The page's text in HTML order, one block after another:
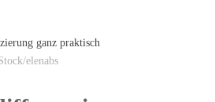
elenabs